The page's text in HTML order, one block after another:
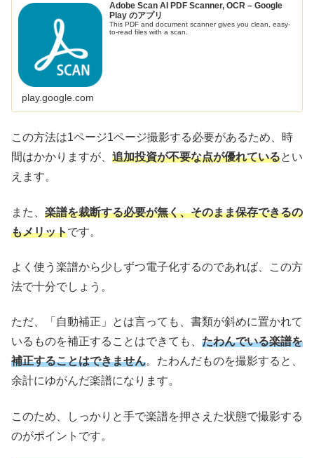
Adobe Scan AI PDF Scanner, OCR – Google
Play のアプリ
This PDF and document scanner gives you clean, easy-
to-read files with a scan.
play.google.com
この方法は1ページ1ページ撮影する必要があるため、時
間はかかりますが、 追加投資が不要な点が優れているとい
えます。
また、 楽譜を裁断する必要が無く、そのまま保存できるの
もメリットです。
よく使う楽譜から少しずつ電子化するのであれば、この方
法で十分でしょう。
ただ、「自動補正」とは言っても、書類が斜めに置かれて
いるものを補正することはできても、 たわんでいる楽譜を
補正することはできません。たわんだものを撮影すると、
余計にゆがんだ楽譜になります。
このため、しっかりと手で楽譜を押さえた状態で撮影する
のがポイントです。